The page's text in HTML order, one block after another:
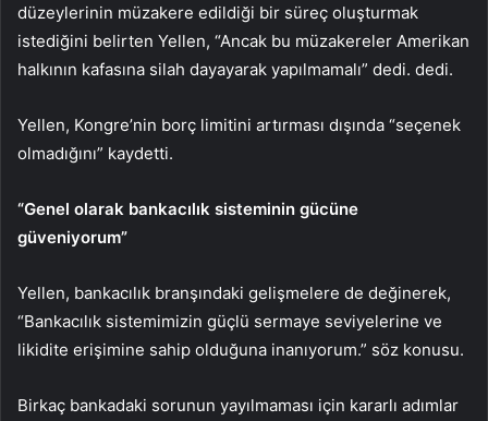
düzeylerinin müzakere edildiği bir süreç oluşturmak
istediğini belirten Yellen, “Ancak bu müzakereler Amerikan
halkının kafasına silah dayayarak yapılmamalı” dedi. dedi.
Yellen, Kongre’nin borç limitini artırması dışında “seçenek
olmadığını” kaydetti.
“Genel olarak bankacılık sisteminin gücüne
güveniyorum”
Yellen, bankacılık branşındaki gelişmelere de değinerek,
“Bankacılık sistemimizin güçlü sermaye seviyelerine ve
likidite erişimine sahip olduğuna inanıyorum.” söz konusu.
Birkaç bankadaki sorunun yayılmaması için kararlı adımlar